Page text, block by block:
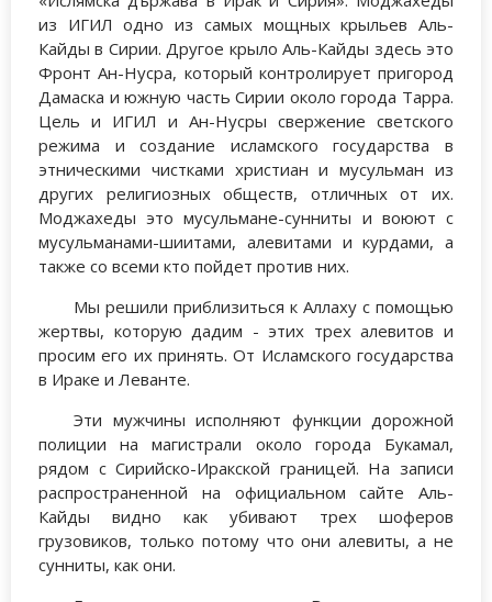
из ИГИЛ одно из самых мощных крыльев Аль-
Кайды в Сирии. Другое крыло Аль-Кайды здесь это
Фронт Ан-Нусра, который контролирует пригород
Дамаска и южную часть Сирии около города Тарра.
Цель и ИГИЛ и Ан-Нусры свержение светского
режима и создание исламского государства в
этническими чистками христиан и мусульман из
других религиозных обществ, отличных от их.
Моджахеды это мусульмане-сунниты и воюют с
мусульманами-шиитами, алевитами и курдами, а
также со всеми кто пойдет против них.
Мы решили приблизиться к Аллаху с помощью
жертвы, которую дадим - этих трех алевитов и
просим его их принять. От Исламского государства
в Ираке и Леванте.
Эти мужчины исполняют функции дорожной
полиции на магистрали около города Букамал,
рядом с Сирийско-Иракской границей. На записи
распространенной на официальном сайте Аль-
Кайды видно как убивают трех шоферов
грузовиков, только потому что они алевиты, а не
сунниты, как они.